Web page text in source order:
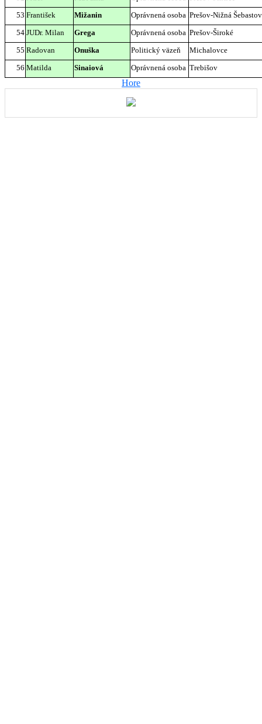
53 František Mižanin Oprávnená osoba Prešov-Nižná
54 JUDr. Milan Grega Oprávnená osoba Prešov-Široké
55 Radovan Onuška Politický väzeň
Michalovce
56 Matilda Sinaiová Oprávnená osoba Trebišov
Hore